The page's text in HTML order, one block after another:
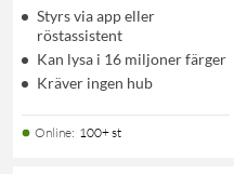
Styrs via app eller
röstassistent
Kan lysa i 16 miljoner färger
Kräver ingen hub
Online: 100+ st